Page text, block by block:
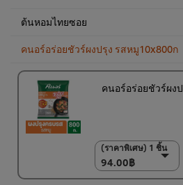
ต้นหอมไทยซอย
คนอร์อร่อยชัวร์ผงปรุง รสหมู10x800ก
คนอร์อร่อยชัวร์ผง
(ราคาพิเศษ) 1 ชิ้น
94.00฿
(ราคาพิเศษ) 1 ชิ้น
94.00฿
(ราคาพิเศษ) แพ็ค 10